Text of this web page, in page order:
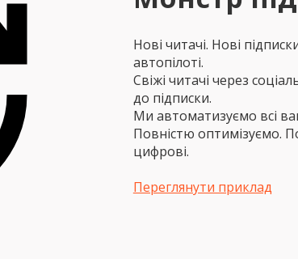
Нові читачі. Нові
автопілоті.
Свіжі читачі через
до підписки.
Ми автоматизуємо всі
Повністю оптимізуємо.
цифрові.
Переглянути приклад